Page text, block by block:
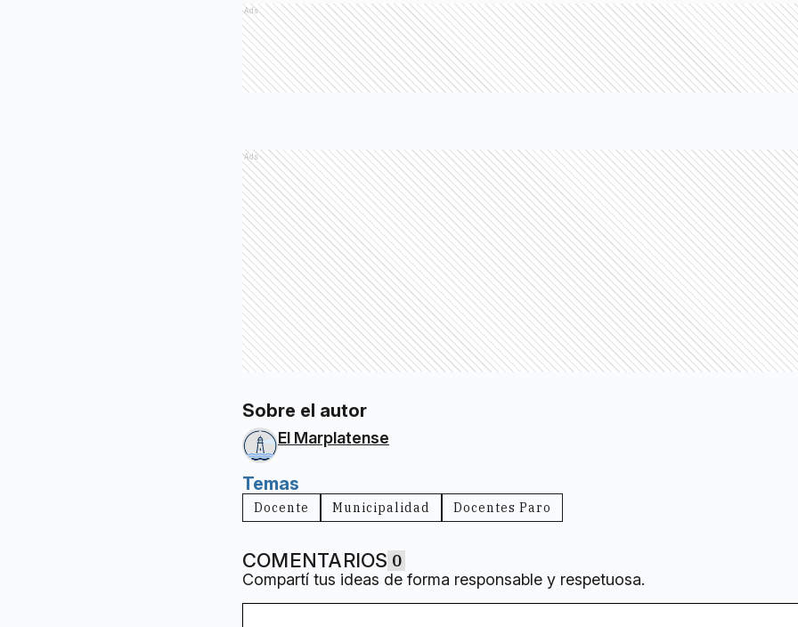
Ads
Ads
Sobre el autor
El Marplatense
Temas
Docente Municipalidad Docentes Paro
COMENTARIOS 0
Compartí tus ideas de forma responsable y respetuosa.